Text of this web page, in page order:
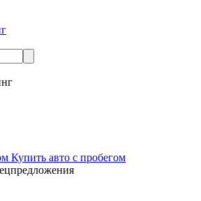
Купить авто с пробегом